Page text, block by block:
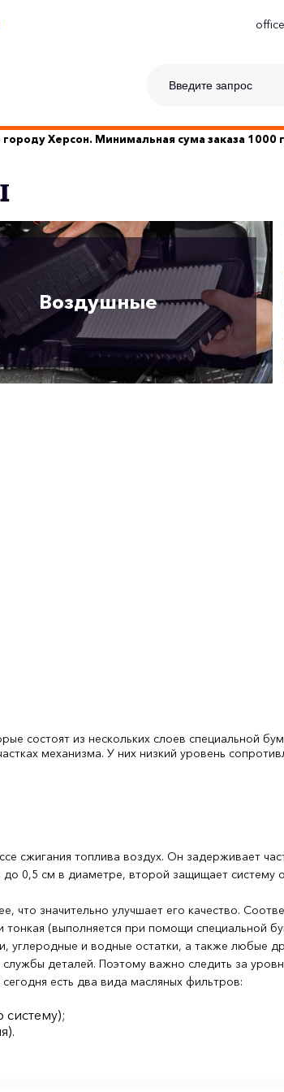
Херсон. Минимальная сума заказа 1000
Воздушные
состоят из нескольких слоев специальной
механизма. У них низкий уровень
сжигания топлива воздух. Он задерживает
0,5 см в диаметре, второй защищает систему
значительно улучшает его качество.
тонкая (выполняется при помощи специальной
и водные остатки, а также любые
деталей. Поэтому важно следить за
есть два вида масляных фильтров:
– защита от проникновения выхлопных